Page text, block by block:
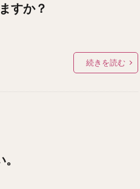
すか？
続きを読む